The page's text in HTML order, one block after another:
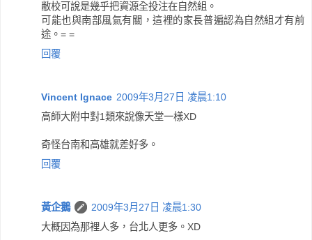
敝校可說是幾乎把資源全投注在自然組。
可能也與南部風氣有關，這裡的家長普遍認為自然組才有前
途。= =
回覆
Vincent Ignace 2009年3月27日 凌晨1:10
高師大附中對1類來說像天堂一樣XD
奇怪台南和高雄就差好多。
回覆
黃企鵝
2009年3月27日 凌晨1:30
大概因為那裡人多，台北人更多。XD